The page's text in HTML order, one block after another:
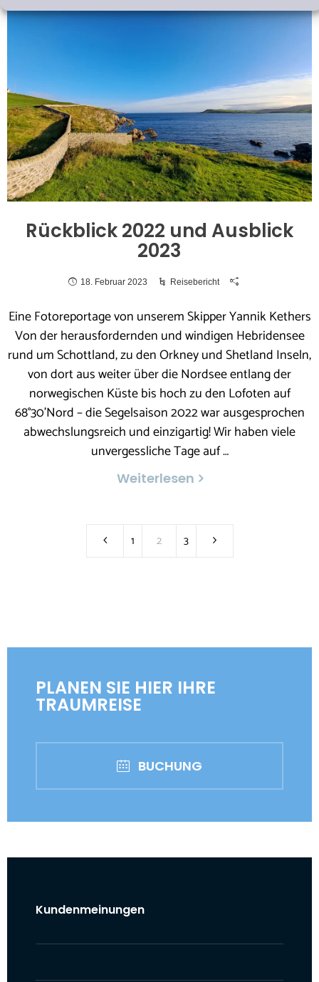
Rückblick 2022 und Ausblick
2023
18. Februar 2023 Reisebericht
Eine Fotoreportage von unserem Skipper Yannik Kethers
Von der herausfordernden und windigen Hebridensee
rund um Schottland, zu den Orkney und Shetland Inseln,
von dort aus weiter über die Nordsee entlang der
norwegischen Küste bis hoch zu den Lofoten auf
68°30’Nord – die Segelsaison 2022 war ausgesprochen
abwechslungsreich und einzigartig! Wir haben viele
unvergessliche Tage auf …
Weiterlesen
1 2 3
PLANEN SIE HIER IHRE
TRAUMREISE
BUCHUNG
Kundenmeinungen